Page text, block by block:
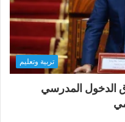
تربية وتعليم
الدخول المدرسي